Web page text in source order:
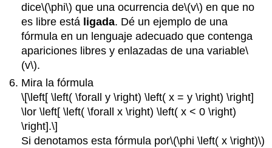
dice\(\phi\) que una ocurrencia de\(v\) en que no
es libre está ligada. Dé un ejemplo de una
fórmula en un lenguaje adecuado que contenga
apariciones libres y enlazadas de una variable\
(v\).
Mira la fórmula
\[\left[ \left( \forall y \right) \left( x = y \right) \right]
\lor \left[ \left( \forall x \right) \left( x < 0 \right)
\right].\]
Si denotamos esta fórmula por\(\phi \left( x \right)\)